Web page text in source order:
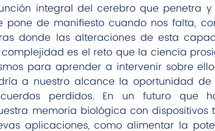
integral del cerebro que penetra
pone de manifiesto cuando nos falta,
donde las alteraciones de esta
es el reto que la ciencia
para aprender a intervenir sobre
a nuestro alcance la oportunidad de
perdidos. En un futuro que
memoria biológica con dispositivos
aplicaciones, como alimentar la